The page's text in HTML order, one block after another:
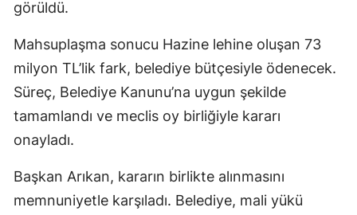
görüldü.
Mahsuplaşma sonucu Hazine lehine oluşan 73
milyon TL’lik fark, belediye bütçesiyle ödenecek.
Süreç, Belediye Kanunu’na uygun şekilde
tamamlandı ve meclis oy birliğiyle kararı
onayladı.
Başkan Arıkan, kararın birlikte alınmasını
memnuniyetle karşıladı. Belediye, mali yükü